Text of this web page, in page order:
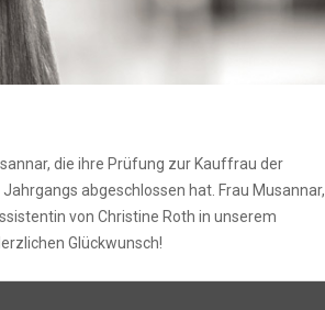
die ihre Prüfung zur Kauffrau der
abgeschlossen hat. Frau Musannar,
von Christine Roth in unserem
Glückwunsch!